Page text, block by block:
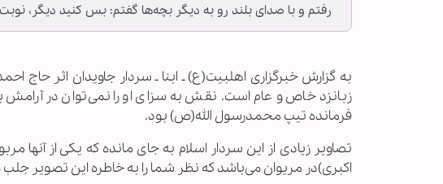
رفتم و با صداى بلند رو به دیگر بچه‌ها گفتم: بس کنید دیگر،
به گزارش خبرگزاری اهل‏بیت(ع) ـ ابنا ـ سردار جاویدان اثر
زبانزد خاص و عام است. نقش به سزای او را نمی‌توان در
فرمانده تیپ محمدرسول الله(ص) بود.
تصاویر زیادی از این سردار اسلام به جای مانده که یکی از
اکبری)در مریوان می‌باشد که نظر شما را به خاطره این تصویر